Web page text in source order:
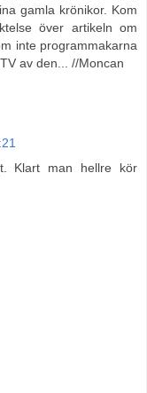
gamla krönikor. Kom
över artikeln om
inte programmakarna
av den... //Moncan
Klart man hellre kör